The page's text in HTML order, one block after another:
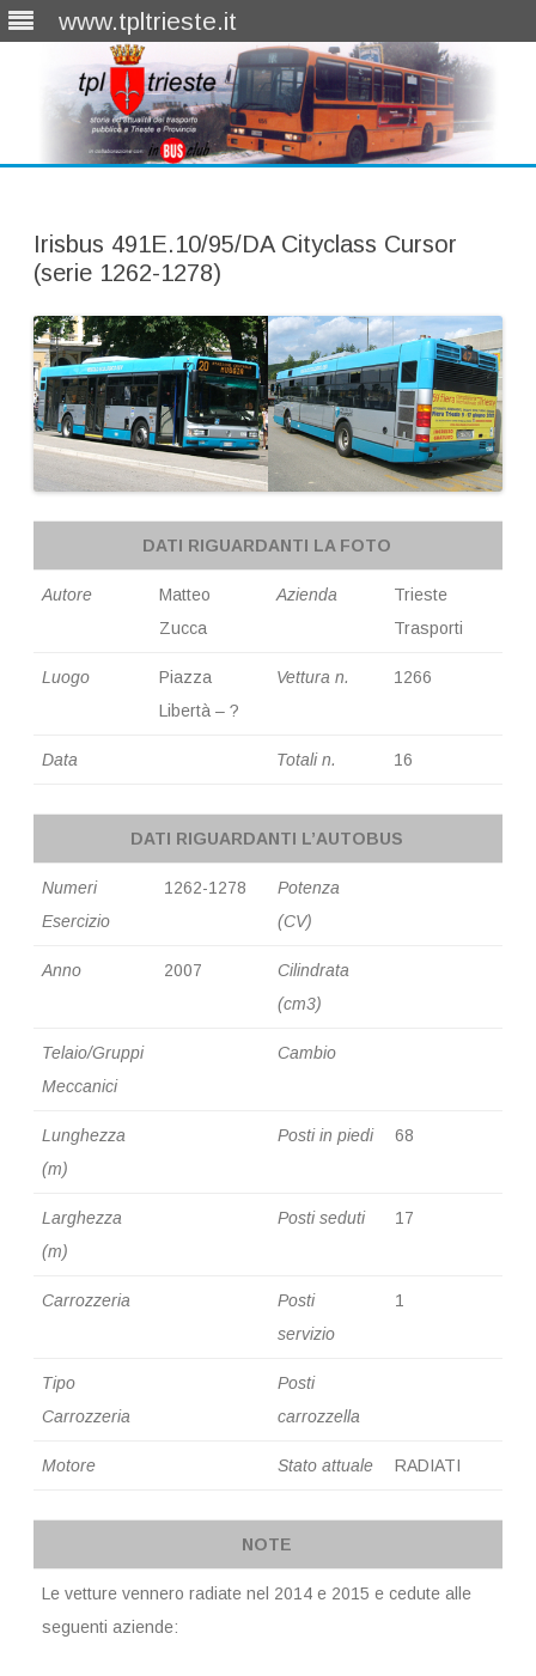
www.tpltrieste.it
Irisbus 491E.10/95/DA Cityclass Cursor
(serie 1262-1278)
DATI RIGUARDANTI LA FOTO
Autore
Matteo
Zucca
Azienda
Trieste
Trasporti
Luogo
Piazza
Libertà – ?
Vettura n. 1266
Data Totali n. 16
DATI RIGUARDANTI L’AUTOBUS
Numeri
Esercizio
1262-1278
Potenza
(CV)
Anno 2007
Cilindrata
(cm3)
Telaio/Gruppi
Meccanici
Cambio
Lunghezza
(m)
Posti in piedi 68
Larghezza
(m)
Posti seduti 17
Carrozzeria
Posti
servizio
1
Tipo
Carrozzeria
Posti
carrozzella
Motore Stato attuale RADIATI
NOTE
Le vetture vennero radiate nel 2014 e 2015 e cedute alle
seguenti aziende: